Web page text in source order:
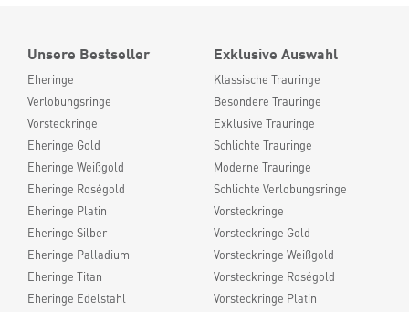
Unsere Bestseller
Eheringe
Verlobungsringe
Vorsteckringe
Eheringe Gold
Eheringe Weißgold
Eheringe Roségold
Eheringe Platin
Eheringe Silber
Eheringe Palladium
Eheringe Titan
Eheringe Edelstahl
Exklusive Auswahl
Klassische Trauringe
Besondere Trauringe
Exklusive Trauringe
Schlichte Trauringe
Moderne Trauringe
Schlichte Verlobungsringe
Vorsteckringe
Vorsteckringe Gold
Vorsteckringe Weißgold
Vorsteckringe Roségold
Vorsteckringe Platin